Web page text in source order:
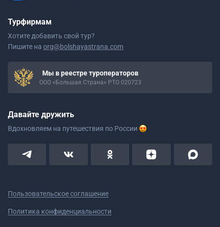
Турфирмам
Хотите добавить свой тур?
Пишите на org@bolshayastrana.com
Мы в реестре туроператоров
ООО «Большая Страна» РТО 020723
Давайте дружить
Вдохновляем на путешествия по России
Пользовательское соглашение
Политика конфиденциальности